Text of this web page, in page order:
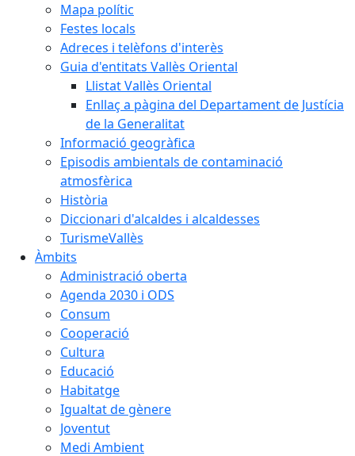
Mapa polític
Festes locals
Adreces i telèfons d'interès
Guia d'entitats Vallès Oriental
Llistat Vallès Oriental
Enllaç a pàgina del Departament de Justícia
de la Generalitat
Informació geogràfica
Episodis ambientals de contaminació
atmosfèrica
Història
Diccionari d'alcaldes i alcaldesses
TurismeVallès
Àmbits
Administració oberta
Agenda 2030 i ODS
Consum
Cooperació
Cultura
Educació
Habitatge
Igualtat de gènere
Joventut
Medi Ambient